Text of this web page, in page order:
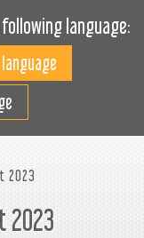
language:
2023
2023